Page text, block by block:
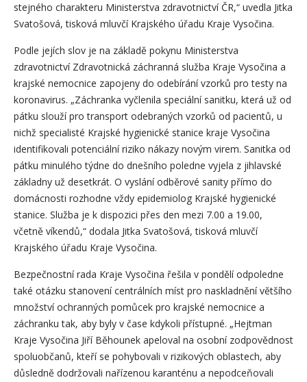
stejného charakteru Ministerstva zdravotnictví ČR,“ uvedla Jitka
Svatošová, tisková mluvčí Krajského úřadu Kraje Vysočina.
Podle jejích slov je na základě pokynu Ministerstva
zdravotnictví Zdravotnická záchranná služba Kraje Vysočina a
krajské nemocnice zapojeny do odebírání vzorků pro testy na
koronavirus. „Záchranka vyčlenila speciální sanitku, která už od
pátku slouží pro transport odebraných vzorků od pacientů, u
nichž specialisté Krajské hygienické stanice kraje Vysočina
identifikovali potenciální riziko nákazy novým virem. Sanitka od
pátku minulého týdne do dnešního poledne vyjela z jihlavské
základny už desetkrát. O vyslání odběrové sanity přímo do
domácnosti rozhodne vždy epidemiolog Krajské hygienické
stanice. Služba je k dispozici přes den mezi 7.00 a 19.00,
včetně víkendů,“ dodala Jitka Svatošová, tisková mluvčí
Krajského úřadu Kraje Vysočina.
Bezpečnostní rada Kraje Vysočina řešila v pondělí odpoledne
také otázku stanovení centrálních míst pro naskladnění většího
množství ochranných pomůcek pro krajské nemocnice a
záchranku tak, aby byly v čase kdykoli přístupné. „Hejtman
Kraje Vysočina Jiří Běhounek apeloval na osobní zodpovědnost
spoluobčanů, kteří se pohybovali v rizikových oblastech, aby
důsledně dodržovali nařízenou karanténu a nepodceňovali